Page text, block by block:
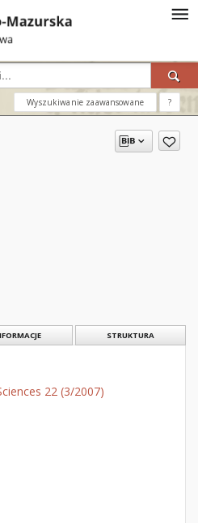
Wyszukiwanie zaawansowane ?
STRUKTURA
22 (3/2007)